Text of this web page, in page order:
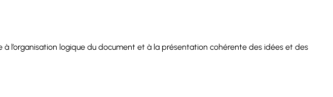
l’organisation logique du document et à la présentation cohérente des idées et des